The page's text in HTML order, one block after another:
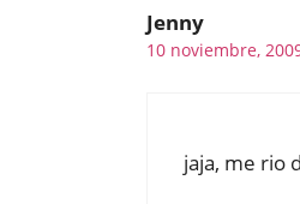
Jenny
10 noviembre,
jaja, me rio